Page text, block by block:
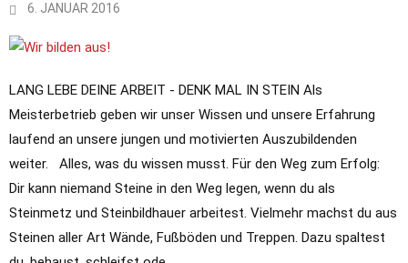
6. JANUAR 2016
LANG LEBE DEINE ARBEIT - DENK MAL IN STEIN Als
Meisterbetrieb geben wir unser Wissen und unsere Erfahrung
laufend an unsere jungen und motivierten Auszubildenden
weiter. Alles, was du wissen musst. Für den Weg zum Erfolg:
Dir kann niemand Steine in den Weg legen, wenn du als
Steinmetz und Steinbildhauer arbeitest. Vielmehr machst du aus
Steinen aller Art Wände, Fußböden und Treppen. Dazu spaltest